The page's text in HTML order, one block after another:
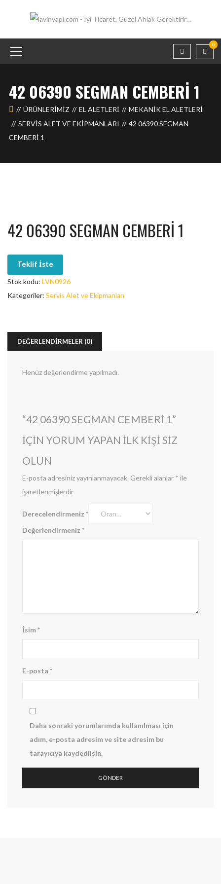
0
42 06390 SEGMAN CEMBERI 1
ÜRÜNLERIMIZ EL ALETLERİ
MEKANIK EL ALETLERI
SERVIS ALET VE EKIPMANLARI
42 06390 SEGMAN
CEMBERI 1
42 06390 SEGMAN CEMBERI 1
Teklif İste
Stok kodu: LVN0926
Kategoriler: Servis Alet ve Ekipmanları
DEĞERLENDIRMELER (0)
Henüz değerlendirme yapılmadı.
“42 06390 SEGMAN CEMBERI 1”
IÇIN YORUM YAPAN ILK KIŞI SIZ
OLUN
E-posta adresiniz yayınlanmayacak. Gerekli alanlar * ile
işaretlenmişlerdir
Derecelendirmeniz *
Değerlendirmeniz *
İsim*
E-posta *
Daha sonraki yorumlarımda kullanılması için
adım, e-posta adresim ve site adresim bu
tarayıcıya kaydedilsin.